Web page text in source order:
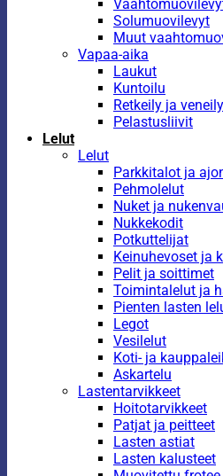
Solumuovilevyt
Muut
Vapaa-aika
Laukut
Kuntoilu
Retkeily ja veneily
Pelastusliivit
Lelut
Lelut
Parkkitalot ja
Pehmolelut
Nuket ja
Nukkekodit
Potkuttelijat
Keinuhevoset ja
Pelit ja soittimet
Toimintalelut ja
Pienten lasten
Legot
Vesilelut
Koti- ja
Askartelu
Lastentarvikkeet
Hoitotarvikkeet
Patjat ja peitteet
Lasten astiat
Lasten kalusteet